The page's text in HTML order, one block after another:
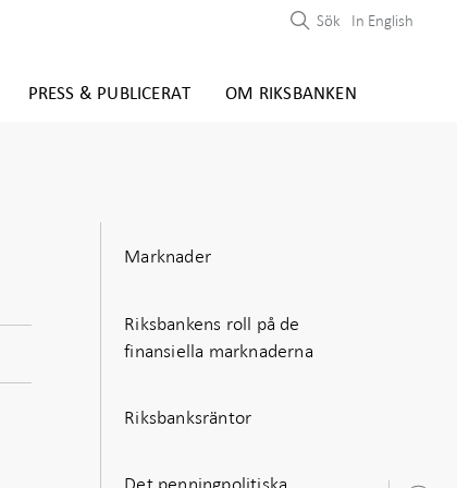
PRESS & PUBLICERAT OM RIKSBANKEN
Sök In English
Marknader
Riksbankens roll på de
finansiella marknaderna
Riksbanksräntor